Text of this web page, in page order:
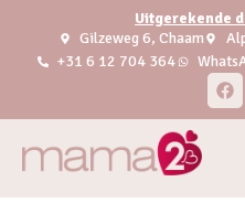
Uitgerekende
Gilzeweg 6, Chaam
+31 6 12 704 364